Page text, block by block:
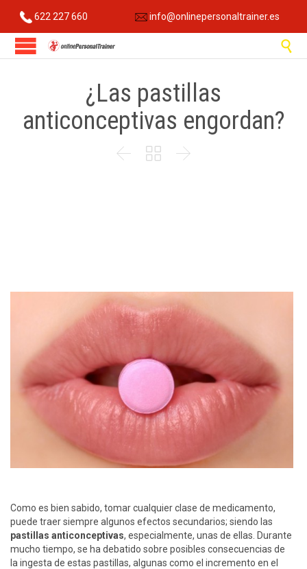
622 227 660 info@onlinepersonaltrainer.es

¿Las pastillas
anticonceptivas engordan?
  
Como es bien sabido, tomar cualquier clase de medicamento,
puede traer siempre algunos efectos secundarios; siendo las
pastillas anticonceptivas, especialmente, unas de ellas. Durante
mucho tiempo, se ha debatido sobre posibles consecuencias de
la ingesta de estas pastillas, algunas como el incremento en el